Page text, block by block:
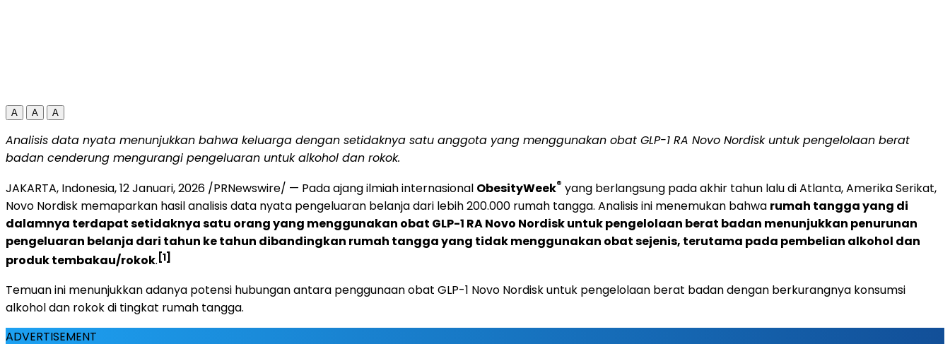
A A A
Analisis data nyata menunjukkan bahwa keluarga dengan setidaknya satu anggota yang menggunakan obat GLP-1 RA Novo Nordisk untuk pengelolaan berat
badan cenderung mengurangi pengeluaran untuk alkohol dan rokok.
JAKARTA, Indonesia,12 Januari, 2026 /PRNewswire/ — Pada ajang ilmiah internasional ObesityWeek® yang berlangsung pada akhir tahun lalu di Atlanta, Amerika Serikat,
Novo Nordisk memaparkan hasil analisis data nyata pengeluaran belanja dari lebih 200.000 rumah tangga. Analisis ini menemukan bahwa rumah tangga yang di
dalamnya terdapat setidaknya satu orang yang menggunakan obat GLP-1 RA Novo Nordisk untuk pengelolaan berat badan menunjukkan penurunan
pengeluaran belanja dari tahun ke tahun dibandingkan rumah tangga yang tidak menggunakan obat sejenis, terutama pada pembelian alkohol dan
produk tembakau/rokok. [1]
Temuan ini menunjukkan adanya potensi hubungan antara penggunaan obat GLP-1 Novo Nordisk untuk pengelolaan berat badan dengan berkurangnya konsumsi
alkohol dan rokok di tingkat rumah tangga.
ADVERTISEMENT